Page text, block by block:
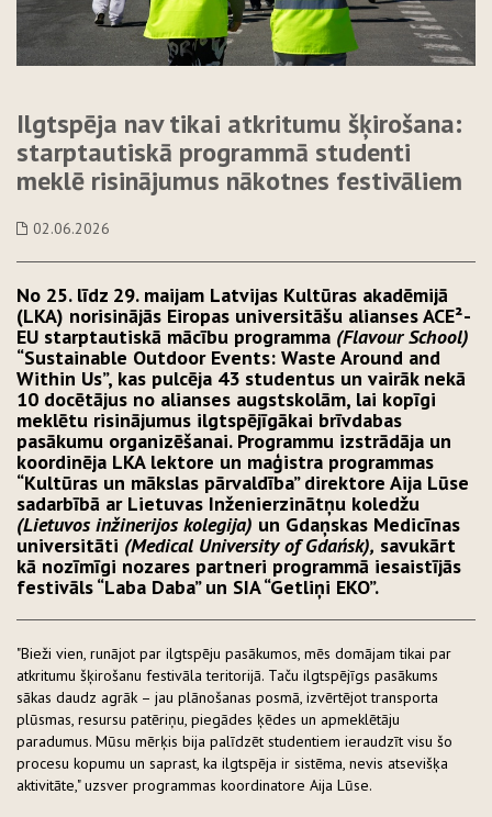
Ilgtspēja nav tikai atkritumu šķirošana:
starptautiskā programmā studenti
meklē risinājumus nākotnes festivāliem
02.06.2026
No 25. līdz 29. maijam Latvijas Kultūras akadēmijā
(LKA) norisinājās Eiropas universitāšu alianses ACE²-
EU starptautiskā mācību programma (Flavour School)
“Sustainable Outdoor Events: Waste Around and
Within Us”, kas pulcēja 43 studentus un vairāk nekā
10 docētājus no alianses augstskolām, lai kopīgi
meklētu risinājumus ilgtspējīgākai brīvdabas
pasākumu organizēšanai. Programmu izstrādāja un
koordinēja LKA lektore un maģistra programmas
“Kultūras un mākslas pārvaldība” direktore Aija Lūse
sadarbībā ar Lietuvas Inženierzinātņu koledžu
(Lietuvos inžinerijos kolegija) un Gdaņskas Medicīnas
universitāti (Medical University of Gdańsk), savukārt
kā nozīmīgi nozares partneri programmā iesaistījās
festivāls “Laba Daba” un SIA “Getliņi EKO”.
"Bieži vien, runājot par ilgtspēju pasākumos, mēs domājam tikai par
atkritumu šķirošanu festivāla teritorijā. Taču ilgtspējīgs pasākums
sākas daudz agrāk – jau plānošanas posmā, izvērtējot transporta
plūsmas, resursu patēriņu, piegādes ķēdes un apmeklētāju
paradumus. Mūsu mērķis bija palīdzēt studentiem ieraudzīt visu šo
procesu kopumu un saprast, ka ilgtspēja ir sistēma, nevis atsevišķa
aktivitāte," uzsver programmas koordinatore Aija Lūse.